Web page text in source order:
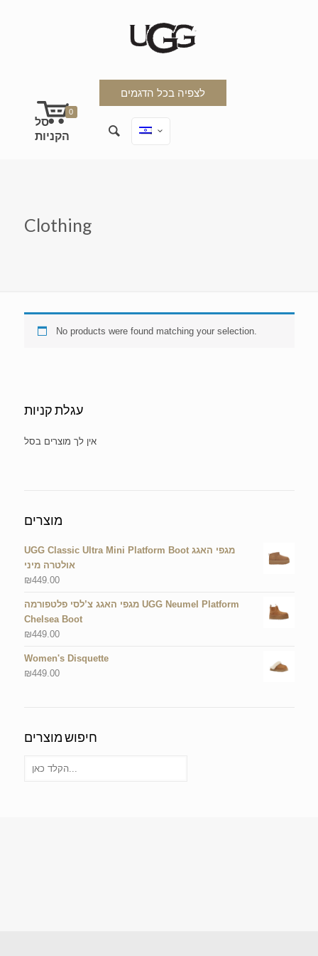
לצפיה בכל הדגמים
0
Clothing
No products were found matching your selection.
עגלת קניות
מוצרים
UGG Classic Ultra Mini Platform Boot מגפי האגג
אולטרה מיני
₪449.00
מגפי האגג צ’לסי פלטפורמה UGG Neumel Platform
Chelsea Boot
₪449.00
Women's Disquette
₪449.00
חיפוש מוצרים